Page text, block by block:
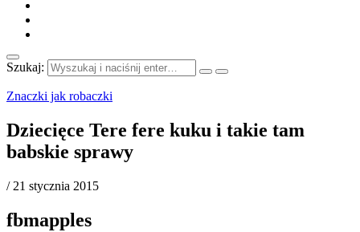
Szukaj:
Znaczki jak robaczki
Dziecięce Tere fere kuku i takie tam
babskie sprawy
/ 21 stycznia 2015
fbmapples